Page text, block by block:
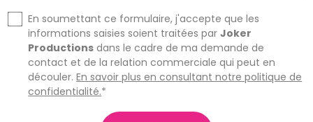
En soumettant ce formulaire, j'accepte que les
informations saisies soient traitées parJoker
Productions dans le cadre de ma demande de
contact et de la relation commerciale qui peut en
découler.En savoir plus en consultant notre politique de
confidentialité.*